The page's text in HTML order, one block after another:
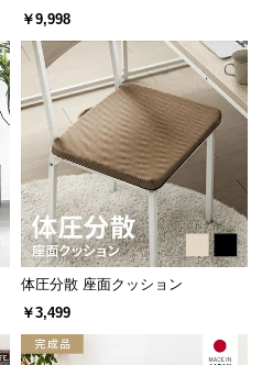
幅65cm デンマーク デザイン
ワークデスク
¥10,998
ツリー オーナメント付
￥9,998
体圧分散 座面クッション
￥3,499